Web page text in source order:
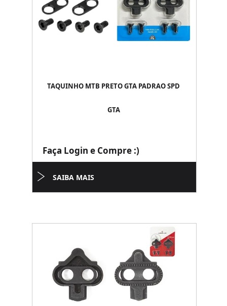
TAQUINHO MTB PRETO GTA PADRAO SPD
GTA
Faça Login e Compre :)
SAIBA MAIS